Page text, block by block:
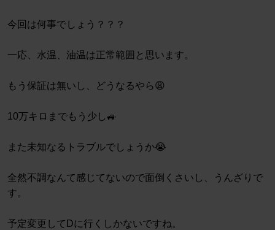
今回は何事でしょう？？？
一応、水温、油温は正常範囲と思います。
もう保証は無いし、どうなるやら😩
10万キロまでもう少し🚙
また未知なるトラブルでしょうか😭
全然不調なんて感じてないので面倒くさいし、うんざりで
す。
予定変更してDに行くしかないですね。